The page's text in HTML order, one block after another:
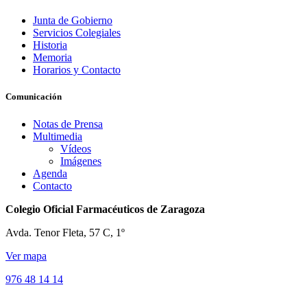
Junta de Gobierno
Servicios Colegiales
Historia
Memoria
Horarios y Contacto
Comunicación
Notas de Prensa
Multimedia
Vídeos
Imágenes
Agenda
Contacto
Colegio Oficial Farmacéuticos de Zaragoza
Avda. Tenor Fleta, 57 C, 1º
Ver mapa
976 48 14 14